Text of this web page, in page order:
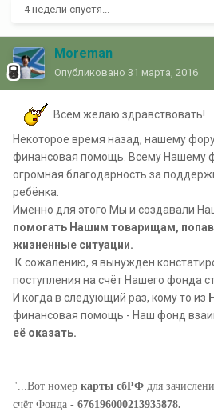
4 недели спустя...
Moreman
Опубликовано 31 марта, 2016
Всем желаю здравствовать!
Некоторое время назад, нашему
финансовая помощь. Всему Нашему
огромная благодарность за
ребёнка.
Именно для этого Мы и создавали
помогать Нашим товарищам,
жизненные ситуации.
К сожалению, я вынужден
поступления на счёт Нашего фонда
И когда в следующий раз, кому то из
финансовая помощь - Наш фонд
её оказать.
"...Вот номер карты сбРФ для
счёт Фонда - 676196000213935878.